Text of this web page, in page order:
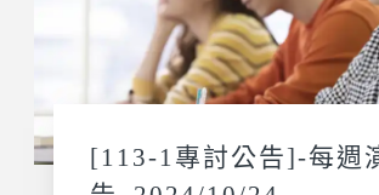
[113-1專討公告]-每週